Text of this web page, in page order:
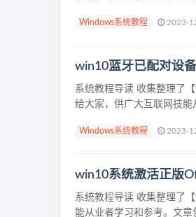
Windows系统教程 2023-
win10蓝牙已配对设
系统教程导读 收集整理了
给大家，供广大互联网技
Windows系统教程 2023-
win10系统激活正版
系统教程导读 收集整理了
能从业者学习和参考。文